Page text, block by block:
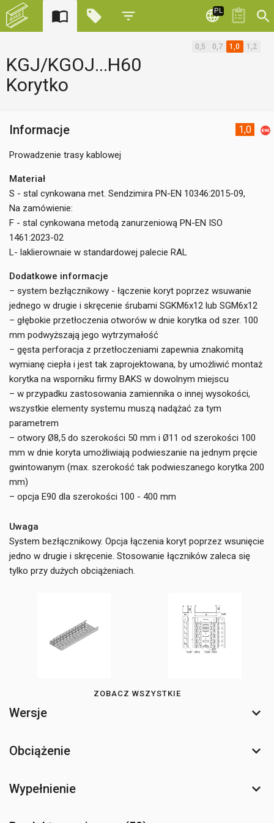
PL
KGJ/KGOJ...H60
Korytko
0,5 0,7 1,0 1,2
1,0
Informacje
Prowadzenie trasy kablowej
Materiał
S - stal cynkowana met. Sendzimira PN-EN 10346:2015-09,
Na zamówienie:
F - stal cynkowana metodą zanurzeniową PN-EN ISO
1461:2023-02
L- laklierownaie w standardowej palecie RAL
Dodatkowe informacje
– system bezłącznikowy - łączenie koryt poprzez wsuwanie
jednego w drugie i skręcenie śrubami SGKM6x12 lub SGM6x12
– głębokie przetłoczenia otworów w dnie korytka od szer. 100
mm podwyższają jego wytrzymałość
– gęsta perforacja z przetłoczeniami zapewnia znakomitą
wymianę ciepła i jest tak zaprojektowana, by umożliwić montaż
korytka na wsporniku firmy BAKS w dowolnym miejscu
– w przypadku zastosowania zamiennika o innej wysokości,
wszystkie elementy systemu muszą nadążać za tym
parametrem
– otwory Ø8,5 do szerokości 50 mm i Ø11 od szerokości 100
mm w dnie koryta umożliwiają podwieszanie na jednym pręcie
gwintowanym (max. szerokość tak podwieszanego korytka 200
mm)
– opcja E90 dla szerokości 100 - 400 mm
Uwaga
System bezłącznikowy. Opcja łączenia koryt poprzez wsunięcie
jedno w drugie i skręcenie. Stosowanie łączników zaleca się
tylko przy dużych obciążeniach.
ZOBACZ WSZYSTKIE
Wersje
Obciążenie
Wypełnienie